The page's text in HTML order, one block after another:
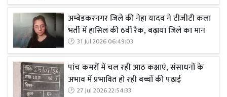
अम्बेडकरनगर जिले की नेहा यादव ने टीजीटी कला
भर्ती में हासिल की 6वीं रैंक, बढ़ाया जिले का मान
31 Jul 2026 06:49:03
पांच कमरों में चल रही आठ कक्षाएं, संसाधनों के
अभाव में प्रभावित हो रही बच्चों की पढ़ाई
27 Jul 2026 22:54:33